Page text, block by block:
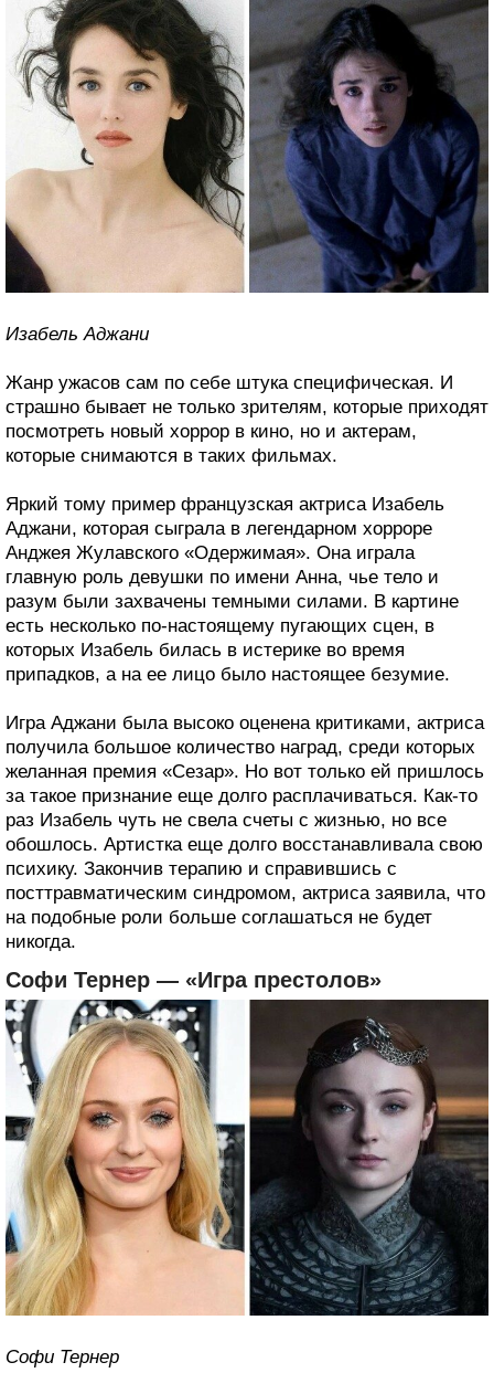
Изабель Аджани
Жанр ужасов сам по себе штука специфическая. И
страшно бывает не только зрителям, которые приходят
посмотреть новый хоррор в кино, но и актерам,
которые снимаются в таких фильмах.
Яркий тому пример французская актриса Изабель
Аджани, которая сыграла в легендарном хорроре
Анджея Жулавского «Одержимая». Она играла
главную роль девушки по имени Анна, чье тело и
разум были захвачены темными силами. В картине
есть несколько по-настоящему пугающих сцен, в
которых Изабель билась в истерике во время
припадков, а на ее лицо было настоящее безумие.
Игра Аджани была высоко оценена критиками, актриса
получила большое количество наград, среди которых
желанная премия «Сезар». Но вот только ей пришлось
за такое признание еще долго расплачиваться. Как-то
раз Изабель чуть не свела счеты с жизнью, но все
обошлось. Артистка еще долго восстанавливала свою
психику. Закончив терапию и справившись с
посттравматическим синдромом, актриса заявила, что
на подобные роли больше соглашаться не будет
никогда.
Софи Тернер — «Игра престолов»
Софи Тернер